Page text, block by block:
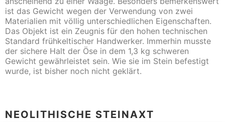
ist das Gewicht wegen der Verwendung von zwei
Materialien mit völlig unterschiedlichen Eigenschaften.
Das Objekt ist ein Zeugnis für den hohen technischen
Standard frühkeltischer Handwerker. Immerhin musste
der sichere Halt der Öse in dem 1,3 kg schweren
Gewicht gewährleistet sein. Wie sie im Stein befestigt
wurde, ist bisher noch nicht geklärt.
NEOLITHISCHE STEINAXT